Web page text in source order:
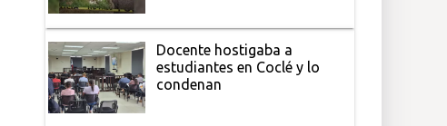
Docente hostigaba a
estudiantes en Coclé y lo
condenan